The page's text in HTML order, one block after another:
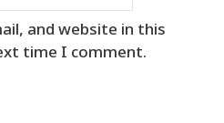
and website in this
time I comment.